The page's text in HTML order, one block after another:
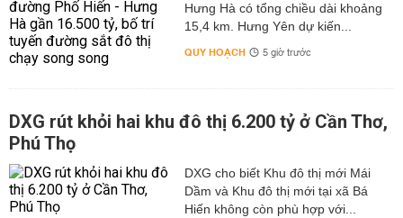
Hưng Hà có tổng chiều dài khoảng
15,4 km. Hưng Yên dự kiến...
QUY HOẠCH 5 giờ trước
DXG rút khỏi hai khu đô thị 6.200 tỷ ở Cần Thơ,
Phú Thọ
DXG cho biết Khu đô thị mới Mái
Dầm và Khu đô thị mới tại xã Bá
Hiến không còn phù hợp với...